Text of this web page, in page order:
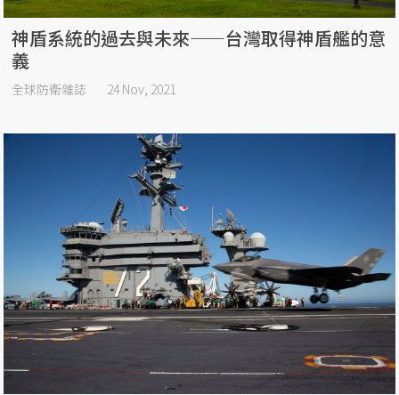
神盾系統的過去與未來——台灣取得神盾艦的意
義
全球防衛雜誌 24 Nov, 2021